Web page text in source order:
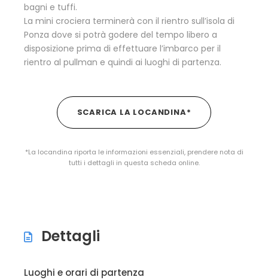
bagni e tuffi.
La mini crociera terminerà con il rientro sull’isola di
Ponza dove si potrà godere del tempo libero a
disposizione prima di effettuare l’imbarco per il
rientro al pullman e quindi ai luoghi di partenza.
SCARICA LA LOCANDINA*
*La locandina riporta le informazioni essenziali, prendere nota di
tutti i dettagli in questa scheda online.
Dettagli
Luoghi e orari di partenza